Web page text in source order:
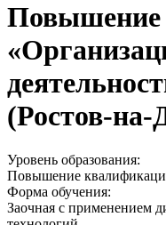
Повышение
(Ростов-на-
Уровень образования:
Повышение
Форма обучения:
Заочная с применением